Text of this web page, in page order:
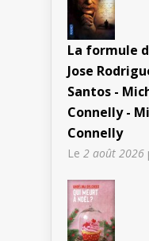
La formule
Jose
Santos -
Connelly -
Connelly
Le 2 août 2026